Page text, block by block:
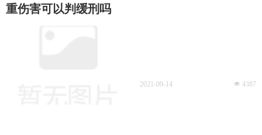
重伤害可以判缓刑吗
넶 4387
2021-09-14